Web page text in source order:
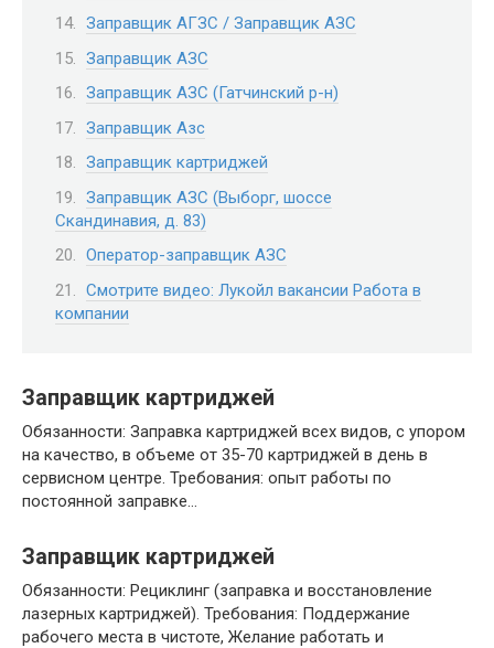
Заправщик АГЗС / Заправщик АЗС
Заправщик АЗС
Заправщик АЗС (Гатчинский р-н)
Заправщик Азс
Заправщик картриджей
Заправщик АЗС (Выборг, шоссе
Скандинавия, д. 83)
Оператор-заправщик АЗС
Смотрите видео: Лукойл вакансии Работа в
компании
Заправщик картриджей
Обязанности: Заправка картриджей всех видов, с упором
на качество, в объеме от 35-70 картриджей в день в
сервисном центре. Требования: опыт работы по
постоянной заправке…
Заправщик картриджей
Обязанности: Рециклинг (заправка и восстановление
лазерных картриджей). Требования: Поддержание
рабочего места в чистоте, Желание работать и